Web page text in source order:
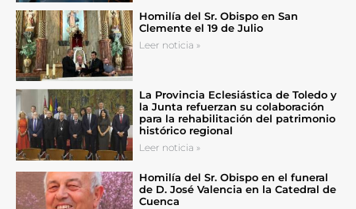
Homilía del Sr. Obispo en San
Clemente el 19 de Julio
Leer noticia »
La Provincia Eclesiástica de Toledo y
la Junta refuerzan su colaboración
para la rehabilitación del patrimonio
histórico regional
Leer noticia »
Homilía del Sr. Obispo en el funeral
de D. José Valencia en la Catedral de
Cuenca